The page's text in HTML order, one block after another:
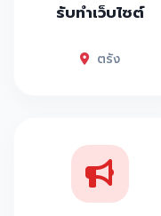
รับทำเว็บไซต์
ตรัง